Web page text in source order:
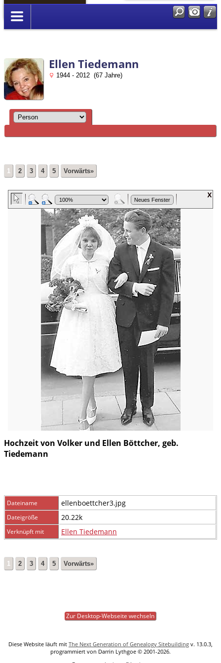
Anmelden
Ellen Tiedemann
1944 - 2012 (67 Jahre)
1 2 3 4 5 Vorwärts»
Hochzeit von Volker und Ellen Böttcher, geb.
Tiedemann
Dateiname ellenboettcher3.jpg
Dateigröße 20.22k
Verknüpft mit Ellen Tiedemann
1 2 3 4 5 Vorwärts»
Zur Desktop-Webseite wechseln
Diese Website läuft mit The Next Generation of Genealogy Sitebuilding v. 13.0.3,
programmiert von Darrin Lythgoe © 2001-2026.